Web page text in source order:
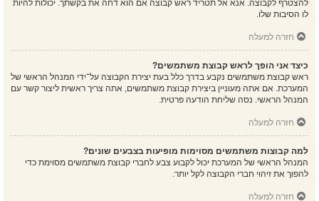
להצטרף לקבוצה. אנא אל תטריד ראש קבוצה אם הוא דחה את בקשתך. יכולות להיות
לו הסיבות שלו.
חזרה למעלה
כיצד אני הופך לראש קבוצת משתמשים?
ראש קבוצת משתמשים נקבע בדרך כלל בעת יצירת הקבוצה על־ידי המנהל הראשי של
המערכת. אם אתה מעוניין ביצירת קבוצת משתמשים, אתה צריך ראשית ליצור קשר עם
המנהל הראשי. נסה שליחת הודעה פרטית.
חזרה למעלה
למה קבוצות משתמשים מסוימות מופיעות בצבעים שונים?
המנהל הראשי של המערכת יכול לקבוע צבע לחברי קבוצת משתמשים מסוימת כדי
להפוך את זיהוי חברי הקבוצה לקל יותר.
חזרה למעלה